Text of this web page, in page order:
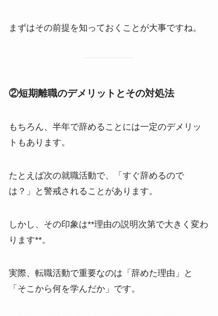
まずはその前提を知っておくことが大事ですね。
②短期離職のデメリットとその対処法
もちろん、半年で辞めることには一定のデメリッ
トもあります。
たとえば次の就職活動で、「すぐ辞めるので
は？」と警戒されることがあります。
しかし、その印象は**理由の説明次第で大きく変わ
ります**。
実際、転職活動で重要なのは「辞めた理由」と
「そこから何を学んだか」です。